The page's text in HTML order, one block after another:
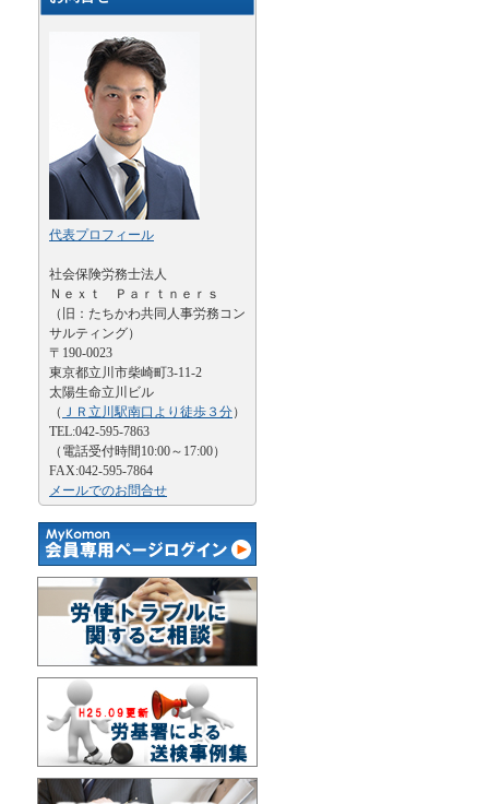
代表プロフィール
社会保険労務士法人
Ｎｅｘｔ Ｐａｒｔｎｅｒｓ
（旧：たちかわ共同人事労務コン
サルティング）
〒190-0023
東京都立川市柴崎町3-11-2
太陽生命立川ビル
（ ＪＲ立川駅南口より徒歩３分）
TEL:042-595-7863
（電話受付時間10:00～17:00）
FAX:042-595-7864
メールでのお問合せ